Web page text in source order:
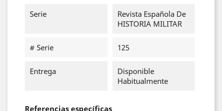
Serie
Revista Española De
HISTORIA MILITAR
# Serie 125
Entrega
Disponible
Habitualmente
Referencias específicas